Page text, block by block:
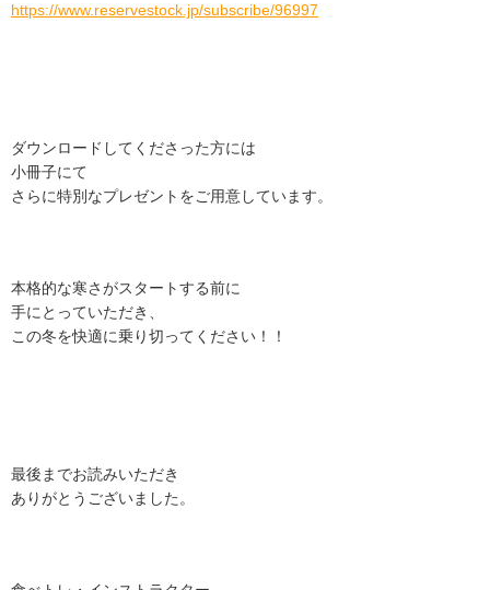
https://www.reservestock.jp/subscribe/96997
ダウンロードしてくださった方には
小冊子にて
さらに特別なプレゼントをご用意しています。
本格的な寒さがスタートする前に
手にとっていただき、
この冬を快適に乗り切ってください！！
最後までお読みいただき
ありがとうございました。